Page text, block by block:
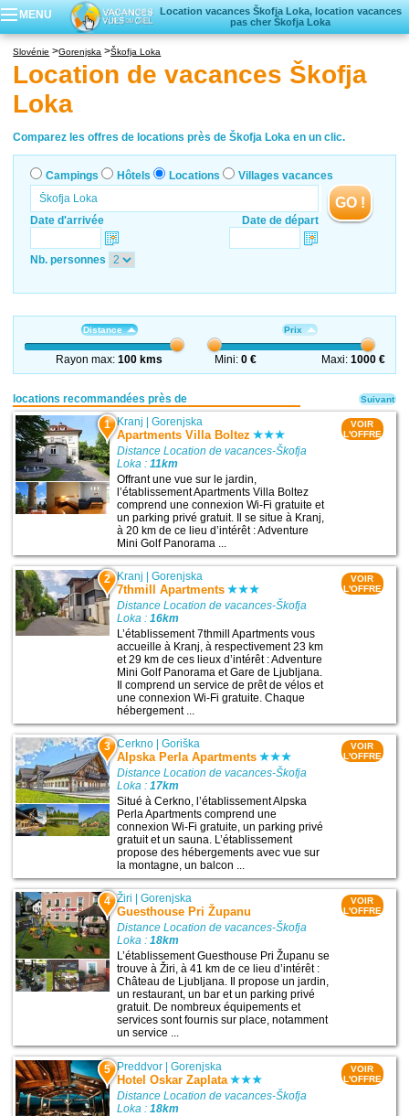
MENU
Location vacances Škofja Loka, location vacances
pas cher Škofja Loka
Locations vacances
Slovénie Gorenjska Škofja Loka
Location de vacances Škofja
Loka
Comparez les offres de locations près de Škofja Loka en un clic.
Campings Hôtels Locations Villages vacances
Date d'arrivée Date de départ
GO !
Nb. personnes
Distance
Rayon max:100 kms
Prix
Mini:0 € Maxi: 1000 €
locations recommandées près de
1 Kranj |Gorenjska
Apartments Villa Boltez
Distance Location de vacances-Škofja
Loka :11km
Offrant une vue sur le jardin,
l’établissement Apartments Villa Boltez
comprend une connexion Wi-Fi gratuite et
un parking privé gratuit. Il se situe à Kranj,
à 20 km de ce lieu d’intérêt : Adventure
Mini Golf Panorama ...
VOIR
L'OFFRE
2 Kranj |Gorenjska
7thmill Apartments
Distance Location de vacances-Škofja
Loka :16km
L’établissement 7thmill Apartments vous
accueille à Kranj, à respectivement 23 km
et 29 km de ces lieux d’intérêt : Adventure
Mini Golf Panorama et Gare de Ljubljana.
Il comprend un service de prêt de vélos et
une connexion Wi-Fi gratuite. Chaque
hébergement ...
VOIR
L'OFFRE
3 Cerkno |Goriška
Alpska Perla Apartments
Distance Location de vacances-Škofja
Loka :17km
Situé à Cerkno, l’établissement Alpska
Perla Apartments comprend une
connexion Wi-Fi gratuite, un parking privé
gratuit et un sauna. L’établissement
propose des hébergements avec vue sur
la montagne, un balcon ...
VOIR
L'OFFRE
4 Žiri |Gorenjska
Guesthouse Pri Županu
Distance Location de vacances-Škofja
Loka :18km
L’établissement Guesthouse Pri Županu se
trouve à Žiri, à 41 km de ce lieu d’intérêt :
Château de Ljubljana. Il propose un jardin,
un restaurant, un bar et un parking privé
gratuit. De nombreux équipements et
services sont fournis sur place, notamment
un service ...
VOIR
L'OFFRE
5 Preddvor |Gorenjska
Hotel Oskar Zaplata
Distance Location de vacances-Škofja
Loka :18km
VOIR
L'OFFRE
Suivant